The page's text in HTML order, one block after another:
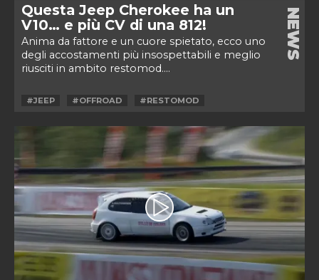
Questa Jeep Cherokee ha un
V10… e più CV di una 812!
Anima da fattore e un cuore spietato, ecco uno
degli accostamenti più insospettabili e meglio
riusciti in ambito restomod....
NEWS
#JEEP #OFFROAD #RESTOMOD